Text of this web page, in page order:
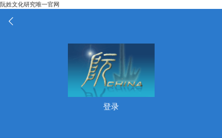
阮姓文化研究唯一官网
登录